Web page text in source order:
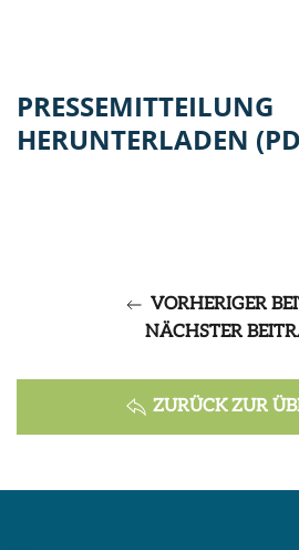
PRESSEMITTEILUNG
HERUNTERLADEN
VORHERIGER
NÄCHSTER
ZURÜCK ZUR